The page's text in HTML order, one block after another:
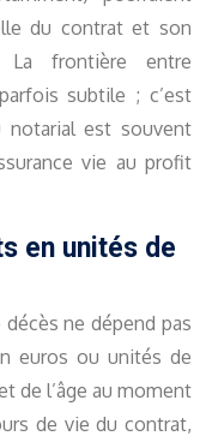
du contrat et son
La frontière entre
subtile ; c’est
notarial est souvent
vie au profit
en unités de
ne dépend pas
euros ou unités de
de l’âge au moment
de vie du contrat,